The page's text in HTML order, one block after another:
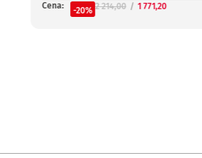
Cena:
-20% 2 214,00 1 771,20